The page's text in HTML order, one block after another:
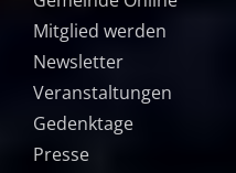
Mitglied werden
Newsletter
Veranstaltungen
Gedenktage
Presse